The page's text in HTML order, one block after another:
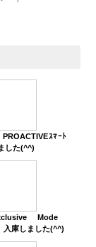
ｽﾏｰﾄ
した(^^)
Mode
入庫しました(^^)